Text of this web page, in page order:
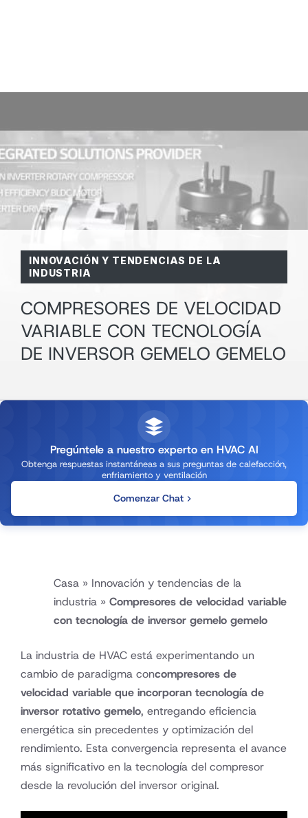
INNOVACIÓN Y TENDENCIAS DE LA
INDUSTRIA
COMPRESORES DE VELOCIDAD
VARIABLE CON TECNOLOGÍA
DE INVERSOR GEMELO GEMELO
Pregúntele a nuestro experto en HVAC AI
Obtenga respuestas instantáneas a sus preguntas de calefacción,
enfriamiento y ventilación
Comenzar Chat
Casa » Innovación y tendencias de la
industria » Compresores de velocidad variable
con tecnología de inversor gemelo gemelo
La industria de HVAC está experimentando un
cambio de paradigma concompresores de
velocidad variable que incorporan tecnología de
inversor rotativo gemelo, entregando eficiencia
energética sin precedentes y optimización del
rendimiento. Esta convergencia representa el avance
más significativo en la tecnología del compresor
desde la revolución del inversor original.